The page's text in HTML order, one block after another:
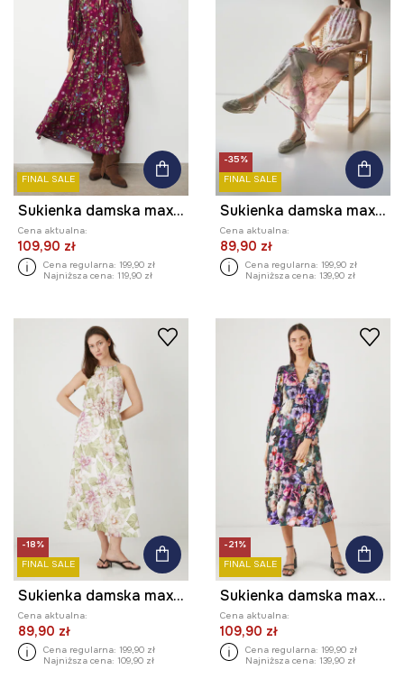
FINAL SALE
Sukienka damska maxi z wiskozy wzorzysta
Cena aktualna:
109,90 zł
Cena regularna: 199,90 zł
Najniższa cena: 119,90 zł
-35%
FINAL SALE
Sukienka damska maxi w kwiaty kolor multicolor
Cena aktualna:
89,90 zł
Cena regularna: 199,90 zł
Najniższa cena: 139,90 zł
-18%
FINAL SALE
Sukienka damska maxi w kwiaty kolor biały
Cena aktualna:
89,90 zł
Cena regularna: 199,90 zł
Najniższa cena: 109,90 zł
-21%
FINAL SALE
Sukienka damska maxi z wiskozy w kwiaty kolor multicolor
Cena aktualna:
109,90 zł
Cena regularna: 199,90 zł
Najniższa cena: 139,90 zł